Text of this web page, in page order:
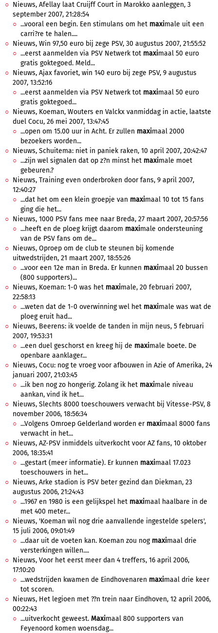
Nieuws, Afellay laat Cruijff Court in Marokko aanleggen, 3
september 2007, 21:28:54
...vooral een begin. Een stimulans om het maximale uit een
carri?re te halen....
Nieuws, Win 97,50 euro bij zege PSV, 30 augustus 2007, 21:55:52
...eerst aanmelden via PSV Netwerk tot maximaal 50 euro
gratis goktegoed. Meld...
Nieuws, Ajax favoriet, win 140 euro bij zege PSV, 9 augustus
2007, 13:52:16
...eerst aanmelden via PSV Netwerk tot maximaal 50 euro
gratis goktegoed...
Nieuws, Koeman, Wouters en Valckx vanmiddag in actie, laatste
duel Cocu, 26 mei 2007, 13:47:45
...open om 15.00 uur in Acht. Er zullen maximaal 2000
bezoekers worden...
Nieuws, Schuitema: niet in paniek raken, 10 april 2007, 20:42:47
...zijn wel signalen dat op z?n minst het maximale moet
gebeuren.?
Nieuws, Training even onderbroken door fans, 9 april 2007,
12:40:27
...dat het om een klein groepje van maximaal 10 tot 15 fans
ging die het...
Nieuws, 1000 PSV fans mee naar Breda, 27 maart 2007, 20:57:56
...heeft en de ploeg krijgt daarom maximale ondersteuning
van de PSV fans om de...
Nieuws, Oproep om de club te steunen bij komende
uitwedstrijden, 21 maart 2007, 18:55:26
...voor een 12e man in Breda. Er kunnen maximaal 20 bussen
(800 supporters)...
Nieuws, Koeman: 1-0 was het maximale, 20 februari 2007,
22:58:13
...weten dat de 1-0 overwinning wel het maximale was wat de
ploeg eruit had...
Nieuws, Beerens: ik voelde de tanden in mijn neus, 5 februari
2007, 19:53:31
...een duel geschorst en kreeg hij de maximale boete. De
openbare aanklager...
Nieuws, Cocu: nog te vroeg voor afbouwen in Azie of Amerika, 24
januari 2007, 21:03:45
...ik ben nog zo hongerig. Zolang ik het maximale niveau
aankan, vind ik het...
Nieuws, Slechts 8000 toeschouwers verwacht bij Vitesse-PSV, 8
november 2006, 18:56:34
...Volgens Omroep Gelderland worden er maximaal 8000 fans
verwacht in het...
Nieuws, AZ-PSV inmiddels uitverkocht voor AZ fans, 10 oktober
2006, 18:35:41
...gestart (meer informatie). Er kunnen maximaal 17.023
toeschouwers in het...
Nieuws, Arke stadion is PSV beter gezind dan Diekman, 23
augustus 2006, 21:24:43
...1967 en 1980 is een gelijkspel het maximaal haalbare in de
met 400 meter...
Nieuws, 'Koeman wil nog drie aanvallende ingestelde spelers',
15 juli 2006, 09:01:49
...daar uit de voeten kan. Koeman zou nog maximaal drie
versterkingen willen....
Nieuws, Voor het eerst meer dan 4 treffers, 16 april 2006,
17:10:20
...wedstrijden kwamen de Eindhovenaren maximaal drie keer
tot scoren.
Nieuws, Het legioen met ??n trein naar Eindhoven, 12 april 2006,
00:22:43
...uitverkocht geweest. Maximaal 800 supporters van
Feyenoord komen woensdag...